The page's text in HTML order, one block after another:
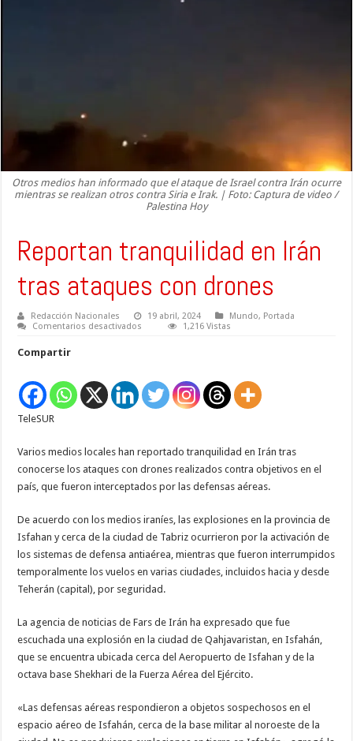
Otros medios han informado que el ataque de Israel contra Irán ocurre
mientras se realizan otros contra Siria e Irak. | Foto: Captura de video /
Palestina Hoy
Reportan tranquilidad en Irán
tras ataques con drones
Redacción Nacionales 19 abril, 2024 Mundo, Portada
Comentarios desactivados
ataques
con
drones
1,216 Vistas
Compartir
TeleSUR
Varios medios locales han reportado tranquilidad en Irán tras
conocerse los ataques con drones realizados contra objetivos en el
país, que fueron interceptados por las defensas aéreas.
De acuerdo con los medios iraníes, las explosiones en la provincia de
Isfahan y cerca de la ciudad de Tabriz ocurrieron por la activación de
los sistemas de defensa antiaérea, mientras que fueron interrumpidos
temporalmente los vuelos en varias ciudades, incluidos hacia y desde
Teherán (capital), por seguridad.
La agencia de noticias de Fars de Irán ha expresado que fue
escuchada una explosión en la ciudad de Qahjavaristan, en Isfahán,
que se encuentra ubicada cerca del Aeropuerto de Isfahan y de la
octava base Shekhari de la Fuerza Aérea del Ejército.
«Las defensas aéreas respondieron a objetos sospechosos en el
espacio aéreo de Isfahán, cerca de la base militar al noroeste de la